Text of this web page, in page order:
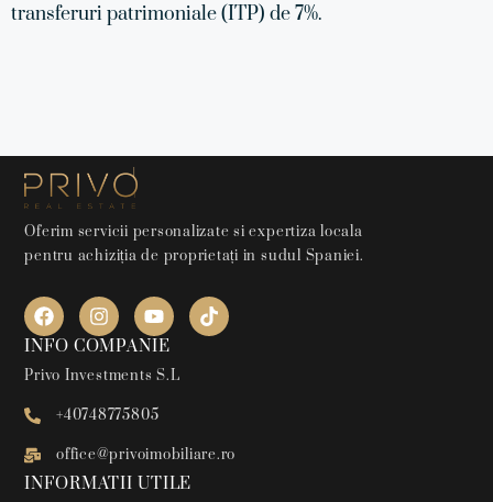
transferuri patrimoniale (ITP) de 7%.
Oferim servicii personalizate si expertiza locala
pentru achiziția de proprietați in sudul Spaniei.
INFO COMPANIE
Privo Investments S.L
+40748775805
office@privoimobiliare.ro
INFORMATII UTILE